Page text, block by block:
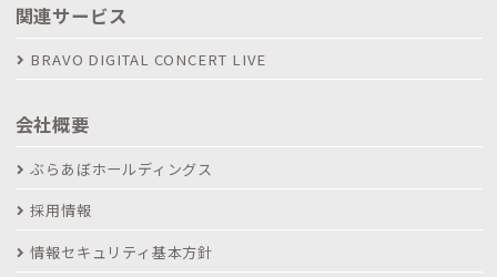
関連サービス
BRAVO DIGITAL CONCERT LIVE
会社概要
ぶらあぼホールディングス
採用情報
情報セキュリティ基本方針